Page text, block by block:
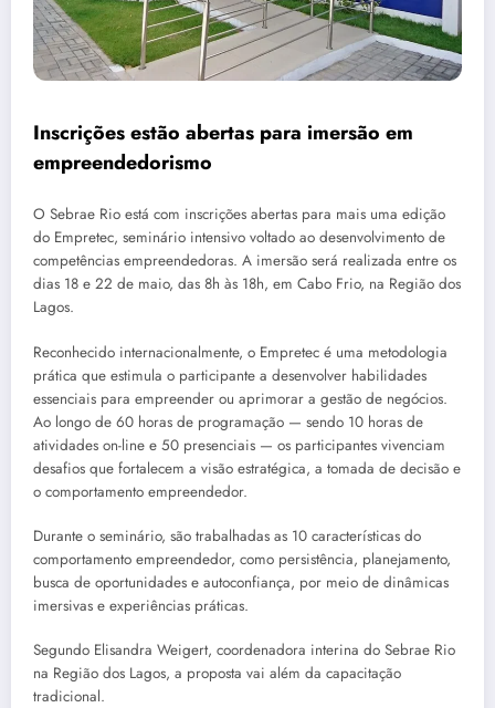
Inscrições estão abertas para imersão em
empreendedorismo
O Sebrae Rio está com inscrições abertas para mais uma edição
do Empretec, seminário intensivo voltado ao desenvolvimento de
competências empreendedoras. A imersão será realizada entre os
dias 18 e 22 de maio, das 8h às 18h, em Cabo Frio, na Região dos
Lagos.
Reconhecido internacionalmente, o Empretec é uma metodologia
prática que estimula o participante a desenvolver habilidades
essenciais para empreender ou aprimorar a gestão de negócios.
Ao longo de 60 horas de programação — sendo 10 horas de
atividades on-line e 50 presenciais — os participantes vivenciam
desafios que fortalecem a visão estratégica, a tomada de decisão e
o comportamento empreendedor.
Durante o seminário, são trabalhadas as 10 características do
comportamento empreendedor, como persistência, planejamento,
busca de oportunidades e autoconfiança, por meio de dinâmicas
imersivas e experiências práticas.
Segundo Elisandra Weigert, coordenadora interina do Sebrae Rio
na Região dos Lagos, a proposta vai além da capacitação
tradicional.